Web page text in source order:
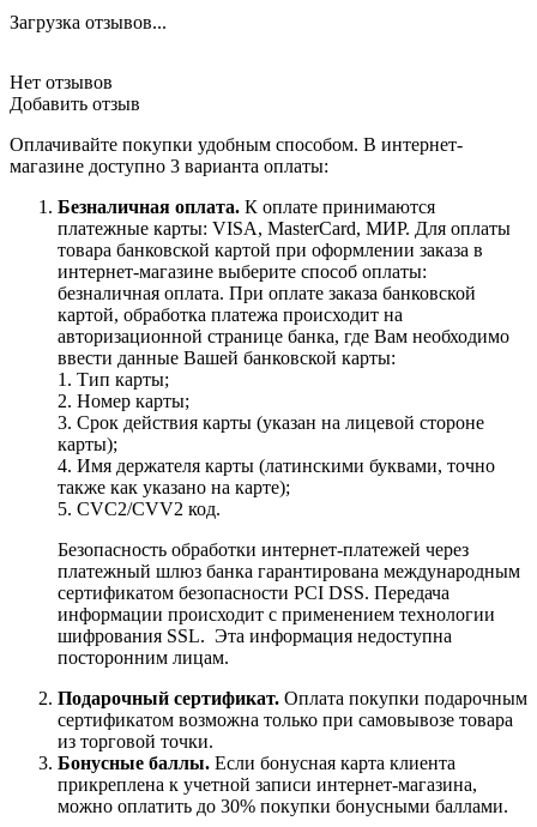
Загрузка отзывов...
Нет отзывов
Добавить отзыв
Оплачивайте покупки удобным способом. В интернет-
магазине доступно 3 варианта оплаты:
Безналичная оплата. К оплате принимаются
платежные карты: VISA, MasterCard, МИР. Для оплаты
товара банковской картой при оформлении заказа в
интернет-магазине выберите способ оплаты:
безналичная оплата. При оплате заказа банковской
картой, обработка платежа происходит на
авторизационной странице банка, где Вам необходимо
ввести данные Вашей банковской карты:
1. Тип карты;
2. Номер карты;
3. Срок действия карты (указан на лицевой стороне
карты);
4. Имя держателя карты (латинскими буквами, точно
также как указано на карте);
5. CVC2/CVV2 код.
Безопасность обработки интернет-платежей через
платежный шлюз банка гарантирована международным
сертификатом безопасности PCI DSS. Передача
информации происходит с применением технологии
шифрования SSL. Эта информация недоступна
посторонним лицам.
Подарочный сертификат. Оплата покупки подарочным
сертификатом возможна только при самовывозе товара
из торговой точки.
Бонусные баллы. Если бонусная карта клиента
прикреплена к учетной записи интернет-магазина,
можно оплатить до 30% покупки бонусными баллами.